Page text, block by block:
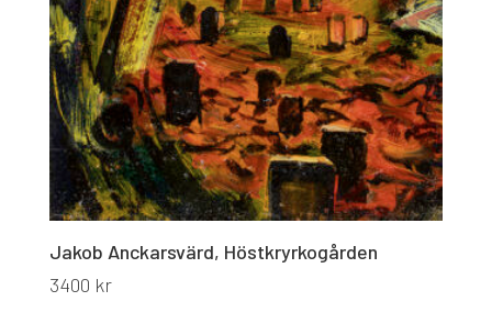
Jakob Anckarsvärd, Höstkryrkogården
3400 kr